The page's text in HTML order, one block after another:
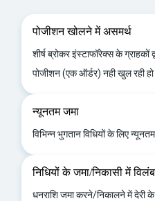
पोजीशन खोलने में असमर्थ
शीर्ष ब्रोकर इंस्टाफॉरेक्स के ग्राहकों
पोजीशन (एक ऑर्डर) नही खुल रही हो
न्यूनतम जमा
विभिन्न भुगतान विधियों के लिए
निधियों के जमा/निकासी में विलंब
धनराशि जमा करने/निकालने में देरी